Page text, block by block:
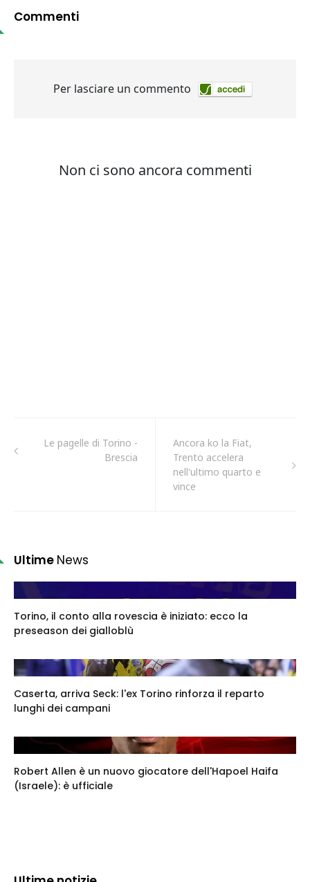
Commenti
Le pagelle di Torino -
Brescia
Ancora ko la Fiat,
Trento accelera
nell'ultimo quarto e
vince
Ultime News
Torino, il conto alla rovescia è iniziato: ecco la
preseason dei gialloblù
Caserta, arriva Seck: l'ex Torino rinforza il reparto
lunghi dei campani
Robert Allen è un nuovo giocatore dell'Hapoel Haifa
(Israele): è ufficiale